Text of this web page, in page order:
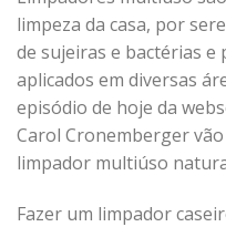
limpeza da casa, por
de sujeiras e bactérias
aplicados em diversas
episódio de hoje da
Carol Cronemberger
limpador multiúso
Fazer um limpador